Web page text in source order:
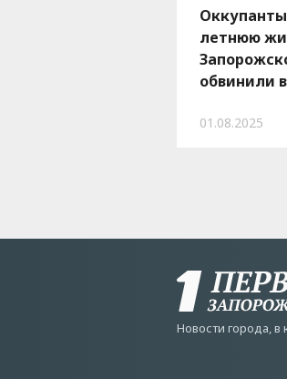
летнюю
обвинили
01.08.2025
Новости города,